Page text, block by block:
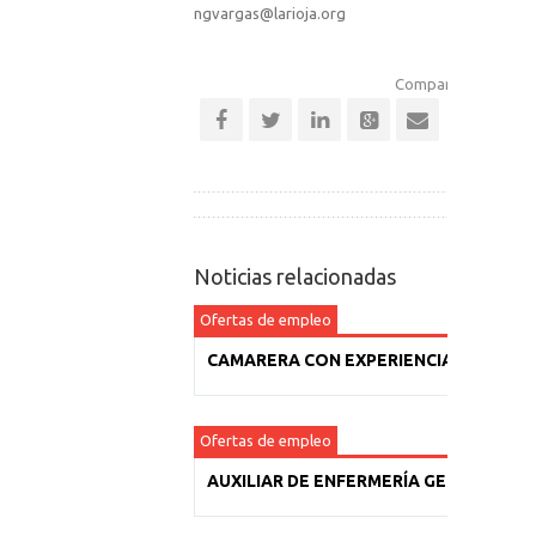
ngvargas@larioja.org
Comparte esta
Noticias relacionadas
Ofertas de empleo
CAMARERA CON EXPERIENCIA
Ofertas de empleo
AUXILIAR DE ENFERMERÍA GERIÁTRICA